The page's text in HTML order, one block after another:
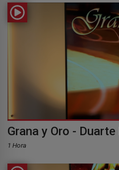
Grana y Oro -
1 Hora